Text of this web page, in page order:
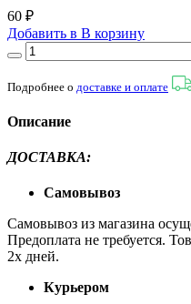
60 ₽
Добавить в В корзину
Подробнее о доставке и оплате
Описание
ДОСТАВКА:
Самовывоз
Самовывоз из магазина
Предоплата не требуется.
2х дней.
Курьером